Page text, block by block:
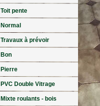
Toit pente
Normal
Travaux à prévoir
Bon
Pierre
PVC Double Vitrage
Mixte roulants - bois